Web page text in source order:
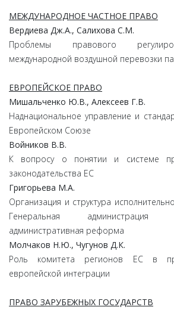
МЕЖДУНАРОДНОЕ ЧАСТНОЕ ПРАВО
Вердиева Дж.А., Салихова С.М.
Проблемы правового
международной воздушной перевозки
ЕВРОПЕЙСКОЕ ПРАВО
Мишальченко Ю.В., Алексеев Г.В.
Наднациональное управление и
Европейском Союзе
Войников В.В.
К вопросу о понятии и системе
законодательства ЕС
Григорьева М.А.
Организация и структура
Генеральная
административная реформа
Молчаков Н.Ю., Чугунов Д.К.
Роль комитета регионов ЕС в
европейской интеграции
ПРАВО ЗАРУБЕЖНЫХ ГОСУДАРСТВ